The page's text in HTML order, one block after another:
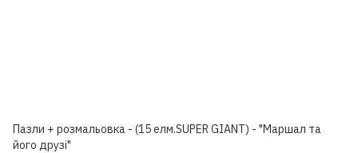
Пазли + розмальовка - (15 елм.SUPER GIANT) - "Маршал та
його друзі"